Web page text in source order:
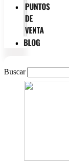
PUNTOS
DE
VENTA
BLOG
Buscar